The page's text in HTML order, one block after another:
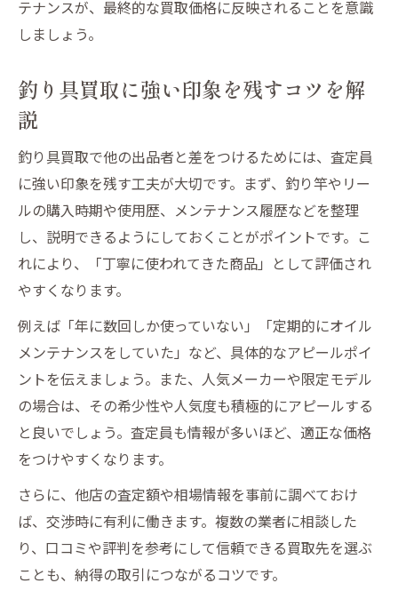
テナンスが、最終的な買取価格に反映されることを意識
しましょう。
釣り具買取に強い印象を残すコツを解
説
釣り具買取で他の出品者と差をつけるためには、査定員
に強い印象を残す工夫が大切です。まず、釣り竿やリー
ルの購入時期や使用歴、メンテナンス履歴などを整理
し、説明できるようにしておくことがポイントです。こ
れにより、「丁寧に使われてきた商品」として評価され
やすくなります。
例えば「年に数回しか使っていない」「定期的にオイル
メンテナンスをしていた」など、具体的なアピールポイ
ントを伝えましょう。また、人気メーカーや限定モデル
の場合は、その希少性や人気度も積極的にアピールする
と良いでしょう。査定員も情報が多いほど、適正な価格
をつけやすくなります。
さらに、他店の査定額や相場情報を事前に調べておけ
ば、交渉時に有利に働きます。複数の業者に相談した
り、口コミや評判を参考にして信頼できる買取先を選ぶ
ことも、納得の取引につながるコツです。